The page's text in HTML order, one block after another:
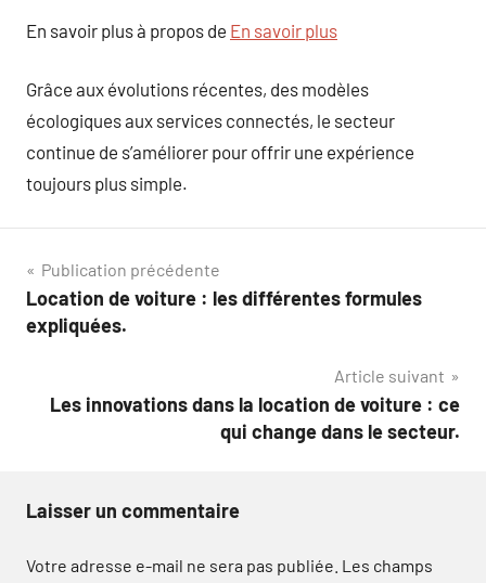
En savoir plus à propos de En savoir plus
Grâce aux évolutions récentes, des modèles
écologiques aux services connectés, le secteur
continue de s’améliorer pour offrir une expérience
toujours plus simple.
Navigation
de
Publication précédente
Location de voiture : les différentes formules
expliquées.
Article suivant
Les innovations dans la location de voiture : ce
qui change dans le secteur.
Laisser un commentaire
Votre adresse e-mail ne sera pas publiée. Les champs